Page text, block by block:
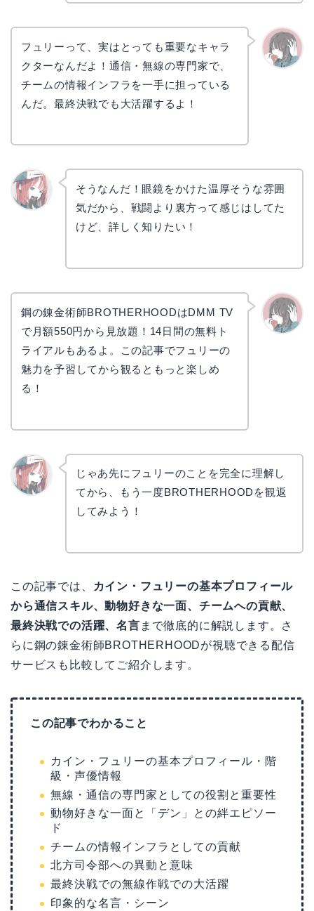
フュリーって、実はとっても重要なキャラ
クターなんだよ！通信・無線の専門家で、
チームの情報インフラを一手に担っている
んだ。最終決戦でも大活躍するよ！
そうなんだ！眼鏡をかけた温厚そうな雰囲
気だから、戦闘より裏方って感じはしてた
けど、詳しく知りたい！
鋼の錬金術師BROTHERHOODはDMM TV
で月額550円から見放題！14日間の無料ト
ライアルもあるよ。この記事でフュリーの
魅力を予習してから観るともっと楽しめ
る！
じゃあ先にフュリーのことを完全に理解し
てから、もう一度BROTHERHOODを観返
してみよう！
この記事では、
カイン・フュリーの基本プロフィール
から通信スキル、動物好きな一面、チームへの貢献、
最終決戦での活躍、名言 まで徹底的に解説します。さ
らに鋼の錬金術師BROTHERHOODが視聴できる配信
サービスも比較してご紹介します。
この記事でわかること
カイン・フュリーの基本プロフィール・階
級・声優情報
無線・通信の専門家としての役割と重要性
動物好きな一面と「デン」との絆エピソー
ド
チームの情報インフラとしての貢献
北方司令部への異動と意味
最終決戦での無線作戦での大活躍
印象的な名言・シーン